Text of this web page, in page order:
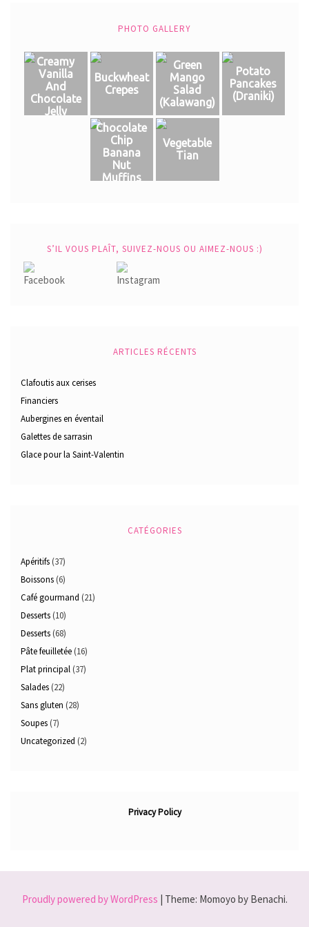
PHOTO GALLERY
Creamy
Vanilla
And
Chocolate
Jelly
Buckwheat
Crepes
Green
Mango
Salad
(Кalawang)
Potato
Pancakes
(Draniki)
Chocolate
Chip
Banana
Nut
Muffins
Vegetable
Tian
S’IL VOUS PLAÎT, SUIVEZ-NOUS OU AIMEZ-NOUS :)
ARTICLES RÉCENTS
Clafoutis aux cerises
Financiers
Aubergines en éventail
Galettes de sarrasin
Glace pour la Saint-Valentin
CATÉGORIES
Apéritifs (37)
Boissons (6)
Café gourmand (21)
Desserts (10)
Desserts (68)
Pâte feuilletée (16)
Plat principal (37)
Salades (22)
Sans gluten (28)
Soupes (7)
Uncategorized (2)
Privacy Policy
Proudly powered by WordPress Theme: Momoyo by Benachi.